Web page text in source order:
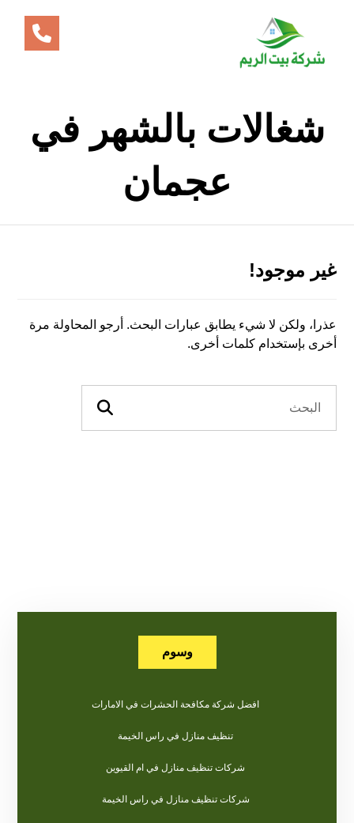
شغالات بالشهر في
عجمان
غير موجود!
عذرا، ولكن لا شيء يطابق عبارات البحث. أرجو المحاولة مرة
أخرى بإستخدام كلمات أخرى.
وسوم
افضل شركة مكافحة الحشرات في الامارات
تنظيف منازل في راس الخيمة
شركات تنظيف منازل في ام القيوين
شركات تنظيف منازل في راس الخيمة